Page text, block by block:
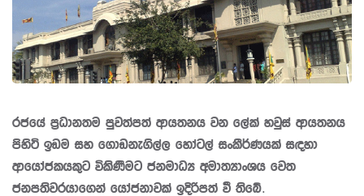
රජයේ ප්‍රධානතම පුවත්පත් ආයතනය වන ලේක් හවුස් ආයතනය
පිහිටි ඉඩම සහ ගොඩනැගිල්ල හෝටල් සංකීර්ණයක් සඳහා
ආයෝජකයකුට විකිණීමට ජනමාධ්‍ය අමාත්‍යාංශය වෙත
ජනපතිවරයාගෙන් යෝජනාවක් ඉදිරිපත් වී තිබේ.